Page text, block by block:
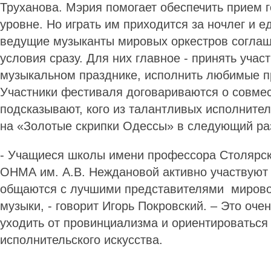
Труханова. Мэрия помогает обеспечить прием
уровне. Но играть им приходится за ночлег и
ведущие музыканты мировых оркестров
условия сразу. Для них главное - принять
музыкальном празднике, исполнить любимые
Участники фестиваля договариваются о
подсказывают, кого из талантливых
на «Золотые скрипки Одессы» в следующий
- Учащиеся школы имени профессора
ОНМА им. А.В. Неждановой активно участвуют
общаются с лучшими представителями
музыки, - говорит Игорь Покровский. – Это
уходить от провинциализма и
исполнительского искусства.